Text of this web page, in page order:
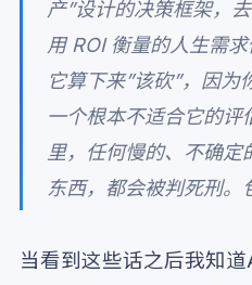
产”设计的决策框架，
用 ROI 衡量的人生需
它算下来”该砍”，因
一个根本不适合它的评
里，任何慢的、不确
东西，都会被判死刑。
当看到这些话之后我知道